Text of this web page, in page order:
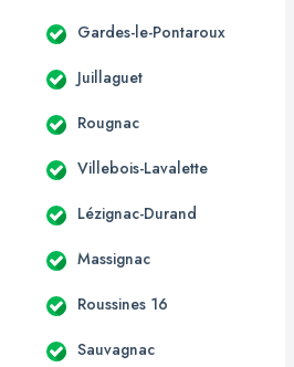
Gardes-le-Pontaroux
Juillaguet
Rougnac
Villebois-Lavalette
Lézignac-Durand
Massignac
Roussines 16
Sauvagnac